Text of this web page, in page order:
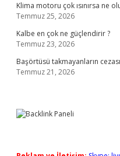
Klima motoru çok ısınırsa ne
Temmuz 25, 2026
Kalbe en çok ne güçlendirir ?
Temmuz 23, 2026
Başörtüsü takmayanların
Temmuz 21, 2026